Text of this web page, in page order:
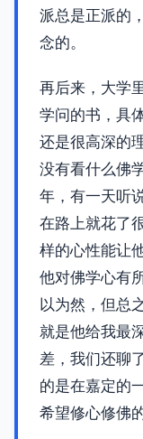
派总是正派的
念的。
再后来，大学
学问的书，具
还是很高深的
没有看什么佛
年，有一天听
在路上就花了
样的心性能让
他对佛学心有
以为然，但总
就是他给我最
差，我们还聊
的是在嘉定的
希望修心修佛